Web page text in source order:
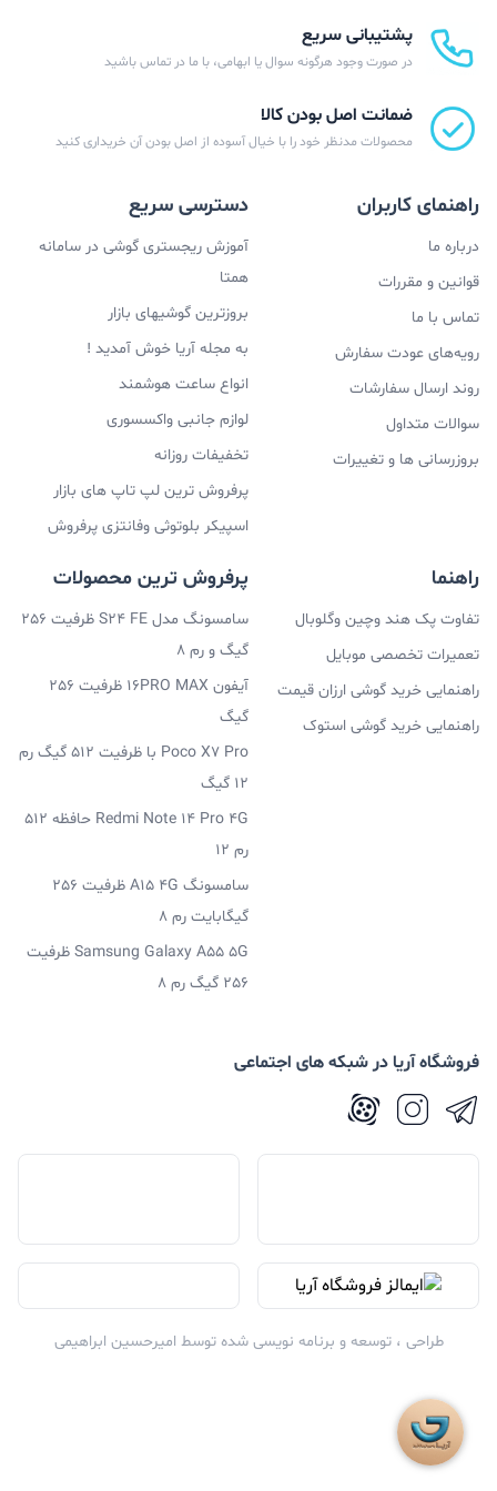
پشتیبانی سریع
در صورت وجود هرگونه سوال یا ابهامی، با ما در تماس باشید
ضمانت اصل بودن کالا
محصولات مدنظر خود را با خیال آسوده از اصل بودن آن خریداری کنید
راهنمای کاربران
درباره ما
قوانین و مقررات
تماس با ما
رویه‌های عودت سفارش
روند ارسال سفارشات
سوالات متداول
بروزرسانی ها و تغییرات
دسترسی سریع
آموزش ریجستری گوشی در سامانه
همتا
بروزترین گوشیهای بازار
به مجله آریا خوش آمدید !
انواع ساعت هوشمند
لوازم جانبی واکسسوری
تخفیفات روزانه
پرفروش ترین لپ تاپ های بازار
اسپیکر بلوتوثی وفانتزی پرفروش
راهنما
تفاوت پک هند وچین وگلوبال
تعمیرات تخصصی موبایل
راهنمایی خرید گوشی ارزان قیمت
راهنمایی خرید گوشی استوک
پرفروش ترین محصولات
سامسونگ مدل S24 FE ظرفیت 256
گیگ و رم 8
آیفون 16PRO MAX ظرفیت 256
گیگ
Poco X7 Pro با ظرفیت 512 گیگ رم
12 گیگ
Redmi Note 14 Pro 4G حافظه 512
رم 12
سامسونگ A15 4G ظرفیت 256
گیگابایت رم 8
Samsung Galaxy A55 5G ظرفیت
256 گیگ رم 8
فروشگاه آریا در شبکه های اجتماعی
طراحی ، توسعه و برنامه نویسی شده توسط امیرحسین ابراهیمی